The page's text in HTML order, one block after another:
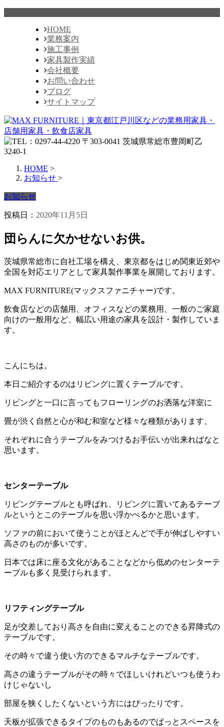
HOME
業務案内
施工事例
家具製作実績
会社概要
お問い合わせ
ブログ
サイトマップ
HOME >
お知らせ >
お知らせ
投稿日： 2020年11月5日
団らんに欠かせないお供。
茨城県常総市に自社工場を構え、東京都をはじめ関東近郊や
全国を対応エリアとして家具製作事業を展開しております。
MAX FURNITURE(マックスファニチャー)です。
飲食店などの店舗用、オフィスなどの業務用、一般のご家庭
向けの一般用など、幅広い用途の家具を設計・製作していま
す。
こんにちは。
本日ご紹介するのはリビングに置くテーブルです。
リビングと一口に言ってもフローリングのお洒落な洋室に
畳が渋く自然と心が和む和室など様々な種類があります、
それぞれに合うテーブルをみつけるお手伝いが出来ればなと
思います。
センターテーブル
リビングテーブルとも呼ばれ、リビングに置いてあるテーブ
ルというとこのテーブルを思い浮かべるかと思います。
ソファの前において使うことがほとんどで手が伸ばしやすい
高さのものが多いです。
日本では床に座る文化があることなどから低めのセンターテ
ーブルも多く見受けられます。
リフティングテーブル
足が交差しており高さを自由に変えることのできる昇降式の
テーブルです。
その時々で違う使い方のできるマルチなテーブルです。
高さの違うテーブルがその時々でほしいけれどいつも使うわ
けじゃないし
部屋を狭くしたくないという方にはぴったりです。
天板が拡張できるタイプのものもあるのでぱっとスペースを